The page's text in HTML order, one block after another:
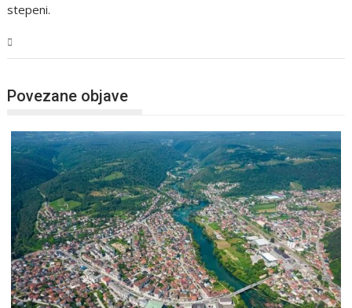
stepeni.
Povezane objave